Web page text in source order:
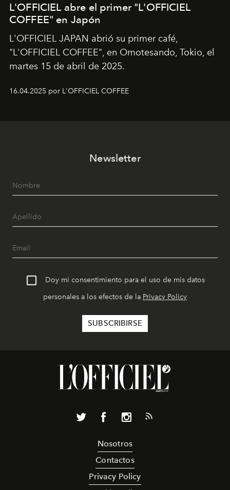
L'OFFICIEL abre el primer "L'OFFICIEL
COFFEE" en Japón
L'OFFICIEL JAPAN abrió su primer café,
"L'OFFICIEL COFFEE", en Omotesando, Tokio, el
martes 15 de abril de 2025.
16.04.2025 por L'OFFICIEL COFFEE
Newsletter
Doy mi consentimiento para el uso de mis datos
personales a los efectos de la Privacy Policy
Nosotros
Contactos
Privacy Policy